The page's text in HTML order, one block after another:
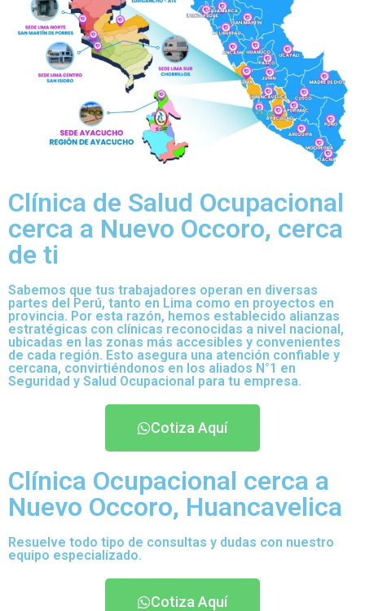
Clínica de Salud Ocupacional
cerca a Nuevo Occoro, cerca
de ti
Sabemos que tus trabajadores operan en diversas
partes del Perú, tanto en Lima como en proyectos en
provincia. Por esta razón, hemos establecido alianzas
estratégicas con clínicas reconocidas a nivel nacional,
ubicadas en las zonas más accesibles y convenientes
de cada región. Esto asegura una atención confiable y
cercana, convirtiéndonos en los aliados N°1 en
Seguridad y Salud Ocupacional para tu empresa.
Cotiza Aquí
Clínica Ocupacional cerca a
Nuevo Occoro, Huancavelica
Resuelve todo tipo de consultas y dudas con nuestro
equipo especializado.
Cotiza Aquí